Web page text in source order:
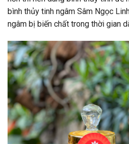
bình thủy tinh ngâm Sâm Ngọc
ngâm bị biến chất trong thời gian